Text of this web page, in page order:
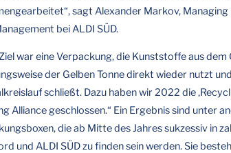
sagt Alexander Markov,
bei ALDI SÜD.
war eine Verpackung, die Kunststoffe aus dem
der Gelben Tonne direkt wieder nutzt
schließt. Dazu haben wir 2022 die
Alliance geschlossen.“ Ein Ergebnis sind unter
die ab Mitte des Jahres sukzessiv in
und ALDI SÜD zu finden sein werden. Sie